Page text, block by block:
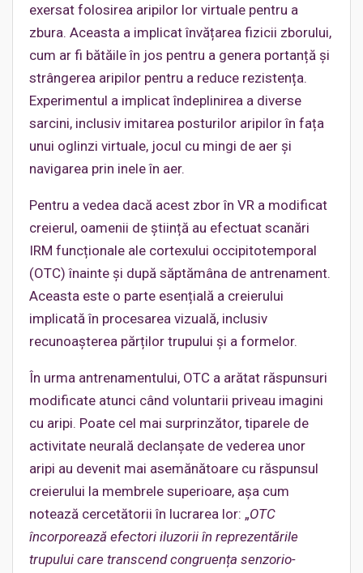
exersat folosirea aripilor lor virtuale pentru a
zbura. Aceasta a implicat învățarea fizicii zborului,
cum ar fi bătăile în jos pentru a genera portanță și
strângerea aripilor pentru a reduce rezistența.
Experimentul a implicat îndeplinirea a diverse
sarcini, inclusiv imitarea posturilor aripilor în fața
unui oglinzi virtuale, jocul cu mingi de aer și
navigarea prin inele în aer.
Pentru a vedea dacă acest zbor în VR a modificat
creierul, oamenii de știință au efectuat scanări
IRM funcționale ale cortexului occipitotemporal
(OTC) înainte și după săptămâna de antrenament.
Aceasta este o parte esențială a creierului
implicată în procesarea vizuală, inclusiv
recunoașterea părților trupului și a formelor.
În urma antrenamentului, OTC a arătat răspunsuri
modificate atunci când voluntarii priveau imagini
cu aripi. Poate cel mai surprinzător, tiparele de
activitate neurală declanșate de vederea unor
aripi au devenit mai asemănătoare cu răspunsul
creierului la membrele superioare, așa cum
notează cercetătorii în lucrarea lor: „OTC
încorporează efectori iluzorii în reprezentările
trupului care transcend congruența senzorio-